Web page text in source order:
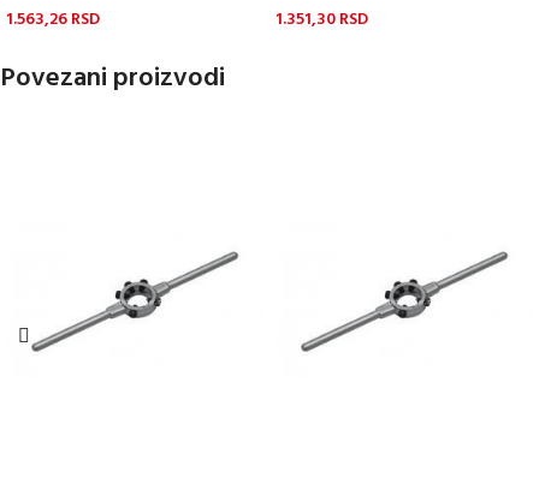
1.563,26RSD
1.351,30RSD
Povezani proizvodi